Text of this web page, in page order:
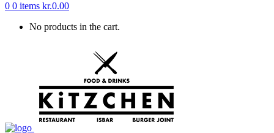
0 0 items kr.0.00
No products in the cart.